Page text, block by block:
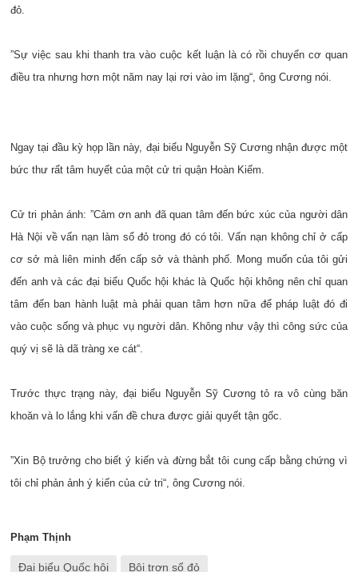
đỏ.
”Sự việc sau khi thanh tra vào cuộc kết luận là có rồi chuyển cơ quan
điều tra nhưng hơn một năm nay lại rơi vào im lặng“, ông Cương nói.
Ngay tại đầu kỳ họp lần này, đại biểu Nguyễn Sỹ Cương nhận được một
bức thư rất tâm huyết của một cử tri quận Hoàn Kiếm.
Cử tri phản ánh: ”Cảm ơn anh đã quan tâm đến bức xúc của người dân
Hà Nội về vấn nạn làm sổ đỏ trong đó có tôi. Vấn nạn không chỉ ở cấp
cơ sở mà liên minh đến cấp sở và thành phố. Mong muốn của tôi gửi
đến anh và các đại biểu Quốc hội khác là Quốc hội không nên chỉ quan
tâm đến ban hành luật mà phải quan tâm hơn nữa để pháp luật đó đi
vào cuộc sống và phục vụ người dân. Không như vậy thì công sức của
quý vị sẽ là dã tràng xe cát“.
Trước thực trạng này, đại biểu Nguyễn Sỹ Cương tỏ ra vô cùng băn
khoăn và lo lắng khi vấn đề chưa được giải quyết tận gốc.
”Xin Bộ trưởng cho biết ý kiến và đừng bắt tôi cung cấp bằng chứng vì
tôi chỉ phản ảnh ý kiến của cử tri“, ông Cương nói.
Phạm Thịnh
Đại biểu Quốc hội Bôi trơn sổ đỏ